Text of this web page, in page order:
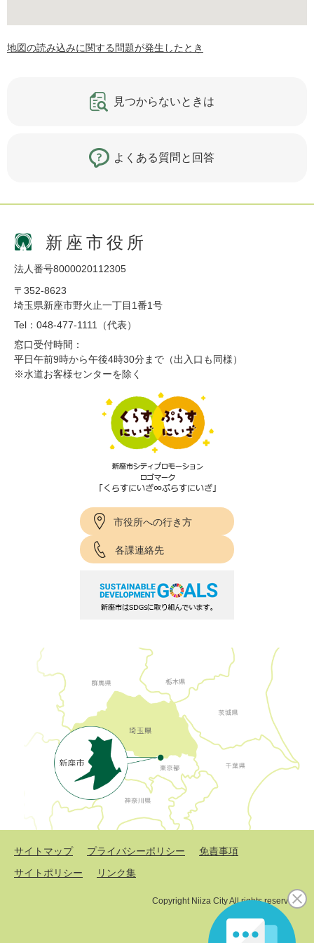
地図の読み込みに関する問題が発生したとき
見つからないときは
よくある質問と回答
新座市役所
法人番号8000020112305
〒352-8623
埼玉県新座市野火止一丁目1番1号
Tel：048-477-1111（代表）
窓口受付時間：
平日午前9時から午後4時30分まで（出入口も同様）
※水道お客様センターを除く
市役所への行き方
各課連絡先
サイトマップ プライバシーポリシー
免責事項
サイトポリシー
リンク集
Copyright Niiza City All rights reserved.